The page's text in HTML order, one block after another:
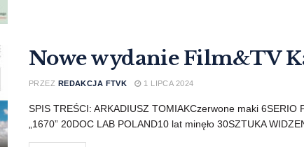
Nowe wydanie Film&TV
PRZEZ REDAKCJA FTVK 1 LIPCA 2024
SPIS TREŚCI: ARKADIUSZ TOMIAKCzerwone maki
„1670” 20DOC LAB POLAND10 lat minęło 30SZTUKA